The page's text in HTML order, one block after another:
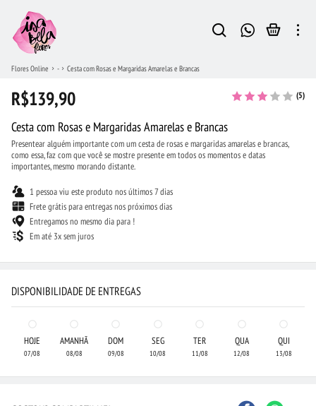
Flores Online - Cesta com Rosas e Margaridas Amarelas e Brancas
R$139,90 (5)
Cesta com Rosas e Margaridas Amarelas e Brancas
Presentear alguém importante com um cesta de rosas e margaridas amarelas e brancas,
como essa, faz com que você se mostre presente em todos os momentos e datas
importantes, mesmo morando distante.
1 pessoa viu este produto nos últimos 7 dias
Frete grátis para entregas nos próximos dias
Entregamos no mesmo dia para !
Em até 3x sem juros
DISPONIBILIDADE DE ENTREGAS
HOJE
07/08
AMANHÃ
08/08
DOM
09/08
SEG
10/08
TER
11/08
QUA
12/08
QUI
13/08